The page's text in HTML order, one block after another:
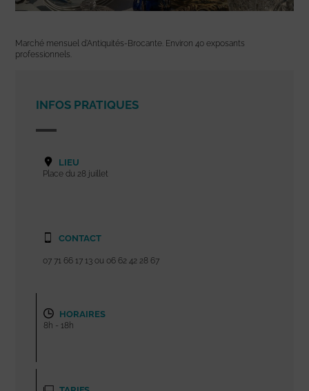
Marché mensuel d’Antiquités-Brocante. Environ 40 exposants
professionnels.
INFOS PRATIQUES
LIEU
Place du 28 juillet
CONTACT
07 71 66 17 13 ou 06 62 42 28 67
HORAIRES
8h - 18h